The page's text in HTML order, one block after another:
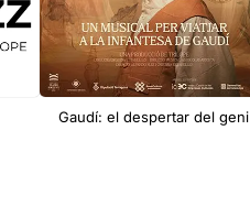
Gaudí: el despertar del geni